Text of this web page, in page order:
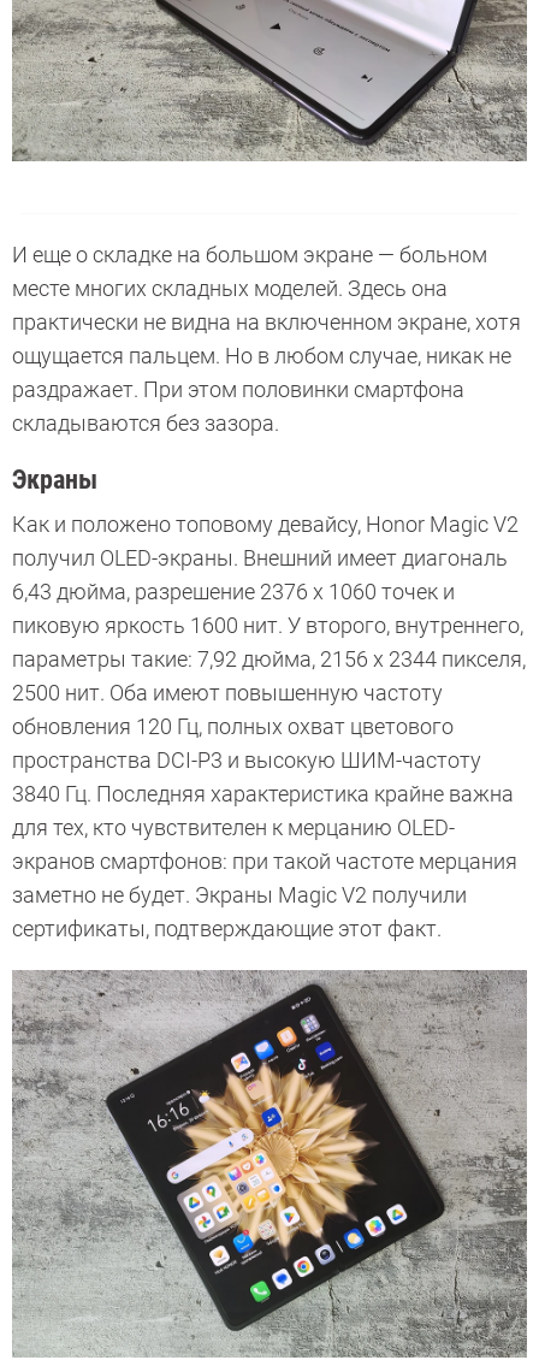
И еще о складке на большом экране — больном
месте многих складных моделей. Здесь она
практически не видна на включенном экране, хотя
ощущается пальцем. Но в любом случае, никак не
раздражает. При этом половинки смартфона
складываются без зазора.
Экраны
Как и положено топовому девайсу, Honor Magic V2
получил OLED-экраны. Внешний имеет диагональ
6,43 дюйма, разрешение 2376 х 1060 точек и
пиковую яркость 1600 нит. У второго, внутреннего,
параметры такие: 7,92 дюйма, 2156 х 2344 пикселя,
2500 нит. Оба имеют повышенную частоту
обновления 120 Гц, полных охват цветового
пространства DCI-P3 и высокую ШИМ-частоту
3840 Гц. Последняя характеристика крайне важна
для тех, кто чувствителен к мерцанию OLED-
экранов смартфонов: при такой частоте мерцания
заметно не будет. Экраны Magic V2 получили
сертификаты, подтверждающие этот факт.